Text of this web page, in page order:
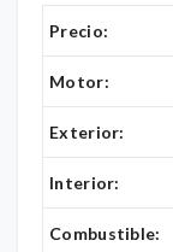
Precio:
Motor:
Exterior:
Interior:
Combustible: